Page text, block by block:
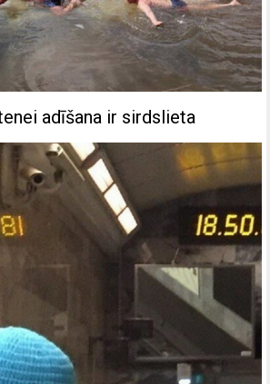
adīšana ir sirdslieta